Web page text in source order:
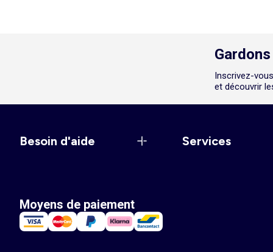
Inscrivez-
et découvrir
Besoin d'aide Services
Moyens de paiement